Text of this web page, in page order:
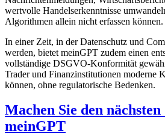
wertvolle Handelserkenntnisse
Algorithmen allein nicht erfassen können.
In einer Zeit, in der Datenschutz und
werden, bietet meinGPT zudem einen
vollständige DSGVO-Konformität
Trader und Finanzinstitutionen moderne
können, ohne regulatorische Bedenken.
Machen Sie den
meinGPT